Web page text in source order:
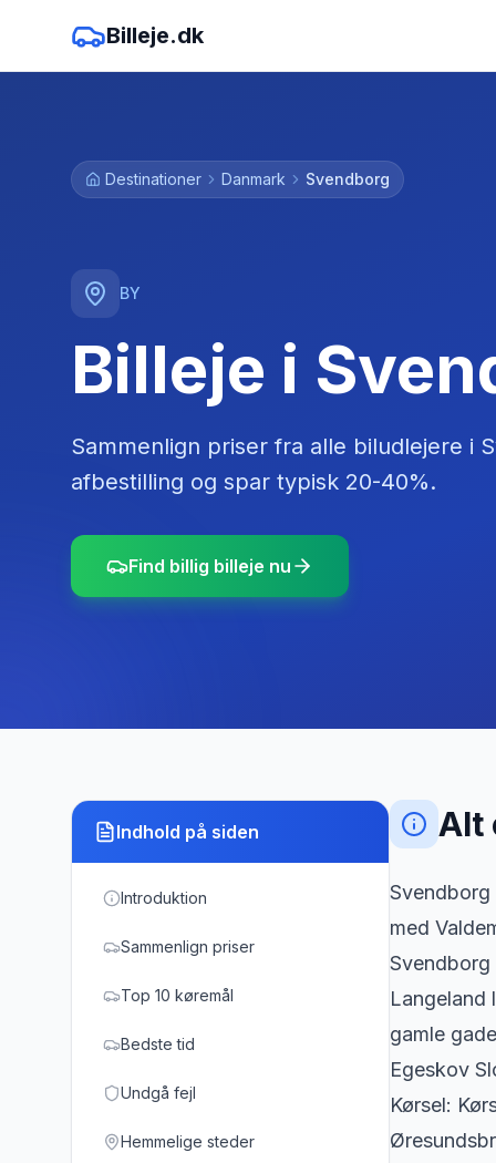
Billeje.dk
Destinationer Danmark Svendborg
BY
Billeje i
Sammenlign priser fra alle biludlejere i
afbestilling og spar typisk 20-40%.
Find billig billeje nu
Indhold på siden
Introduktion
Sammenlign priser
Top 10 køremål
Bedste tid
Undgå fejl
Hemmelige steder
Alt
med
Svendborg
Langeland
gamle
Egeskov
Kørsel: